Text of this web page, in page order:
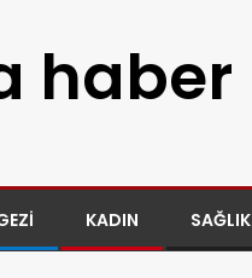
haber
KADIN SAĞLIK